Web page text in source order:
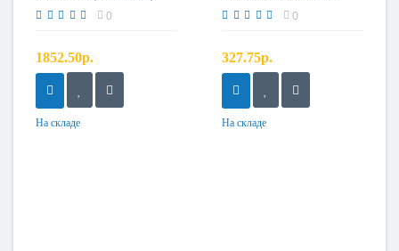
зам. VCM-M10GU
0
1852.50р.
На складе
0
327.75р.
На складе